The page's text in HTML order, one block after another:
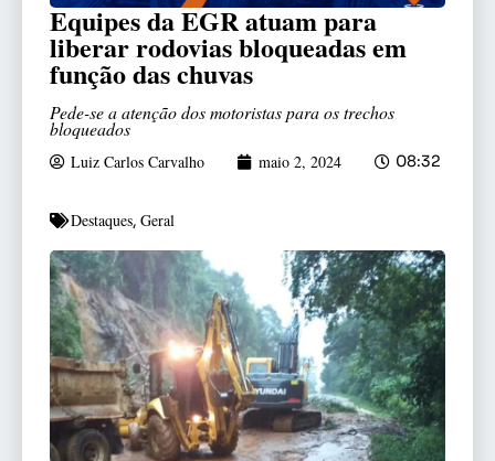
Equipes da EGR atuam para
liberar rodovias bloqueadas em
função das chuvas
Pede-se a atenção dos motoristas para os trechos
bloqueados
Luiz Carlos Carvalho maio 2, 2024 08:32
Destaques, Geral